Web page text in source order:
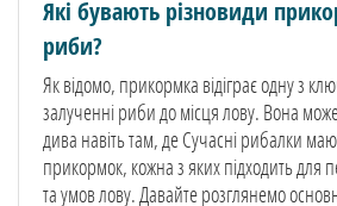
Які бувають різновиди
риби?
Як відомо, прикормка відіграє одну з
залученні риби до місця лову. Вона
дива навіть там, де Сучасні рибалки
прикормок, кожна з яких підходить для
та умов лову. Давайте розглянемо